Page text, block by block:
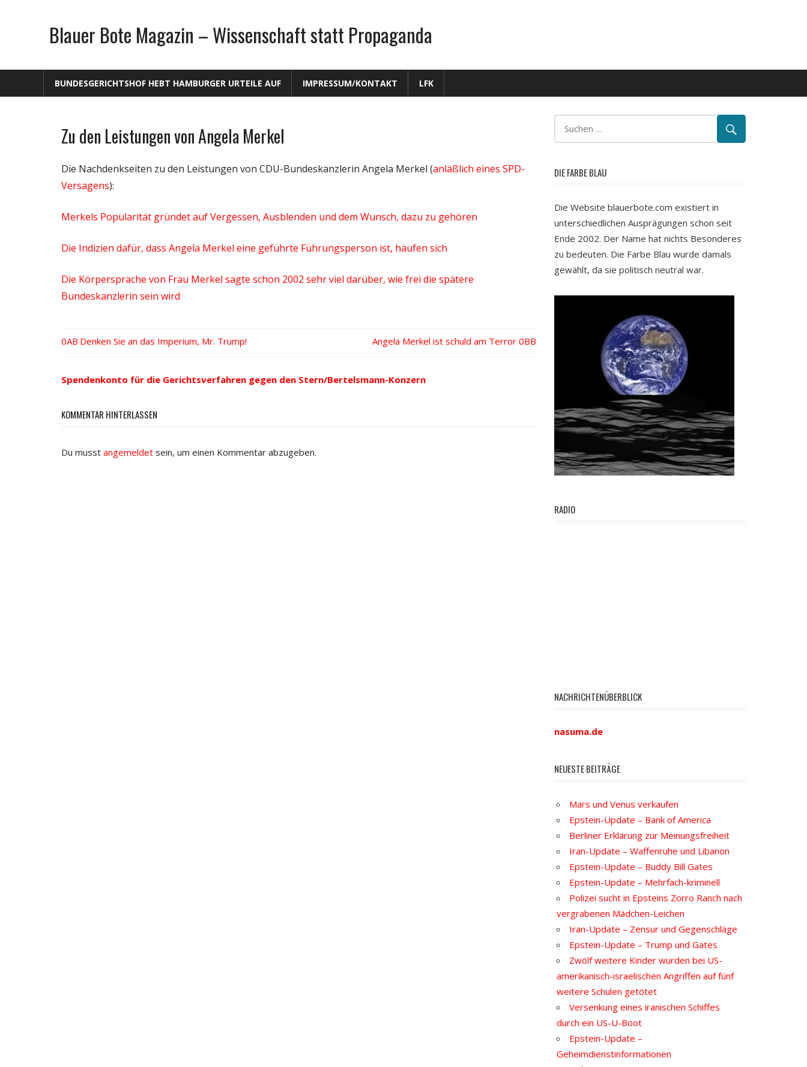
Blauer Bote Magazin – Wissenschaft statt Propaganda
BUNDESGERICHTSHOF HEBT HAMBURGER URTEILE AUF IMPRESSUM/KONTAKT LFK
Gesellschaft
Wissenschaft
Zu den Leistungen von Angela Merkel
Die Nachdenkseiten zu den Leistungen von CDU-Bundeskanzlerin Angela Merkel (anläßlich eines SPD-
Versagens):
Merkels Popularität gründet auf Vergessen, Ausblenden und dem Wunsch, dazu zu gehören
Die Indizien dafür, dass Angela Merkel eine geführte Führungsperson ist, häufen sich
Die Körpersprache von Frau Merkel sagte schon 2002 sehr viel darüber, wie frei die spätere
Bundeskanzlerin sein wird
Navigation
Vorheriger
Denken Sie an das Imperium, Mr. Trump!
Nächster
Angela Merkel ist schuld am Terror
Spendenkonto für die Gerichtsverfahren gegen den Stern/Bertelsmann-Konzern
KOMMENTAR HINTERLASSEN
Du musst angemeldet sein, um einen Kommentar abzugeben.
DIE FARBE BLAU
Die Website blauerbote.com existiert in
unterschiedlichen Ausprägungen schon seit
Ende 2002. Der Name hat nichts Besonderes
zu bedeuten. Die Farbe Blau wurde damals
gewählt, da sie politisch neutral war.
RADIO
NACHRICHTENÜBERBLICK
nasuma.de
NEUESTE BEITRÄGE
Mars und Venus verkaufen
Epstein-Update – Bank of America
Berliner Erklärung zur Meinungsfreiheit
Iran-Update – Waffenruhe und Libanon
Epstein-Update – Buddy Bill Gates
Epstein-Update – Mehrfach-kriminell
Polizei sucht in Epsteins Zorro Ranch nach
vergrabenen Mädchen-Leichen
Iran-Update – Zensur und Gegenschläge
Epstein-Update – Trump und Gates
Zwölf weitere Kinder wurden bei US-
amerikanisch-israelischen Angriffen auf fünf
weitere Schulen getötet
Versenkung eines iranischen Schiffes
durch ein US-U-Boot
Epstein-Update –
Geheimdienstinformationen